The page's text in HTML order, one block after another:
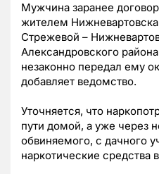
Мужчина заранее
жителем
Стрежевой –
Александровского
незаконно передал ему
добавляет ведомство.
Уточняется, что
пути домой, а уже через
обвиняемого, с дачного
наркотические средства